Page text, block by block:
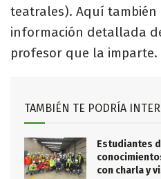
teatrales). Aquí también
información detallada
profesor que la imparte.
TAMBIÉN TE PODRÍA
Estudiantes
con charla y